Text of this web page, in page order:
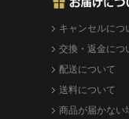
キャンセルにつ
交換・返金につ
配送について
送料について
商品が届かない